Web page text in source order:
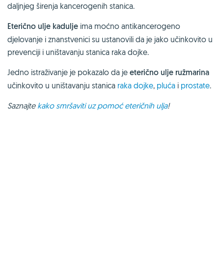
daljnjeg širenja kancerogenih stanica.
Eterično ulje kadulje ima moćno antikancerogeno
djelovanje i znanstvenici su ustanovili da je jako učinkovito u
prevenciji i uništavanju stanica raka dojke.
Jedno istraživanje je pokazalo da je eterično ulje ružmarina
učinkovito u uništavanju stanica raka dojke, pluća i prostate.
Saznajte kako smršaviti uz pomoć eteričnih ulja!